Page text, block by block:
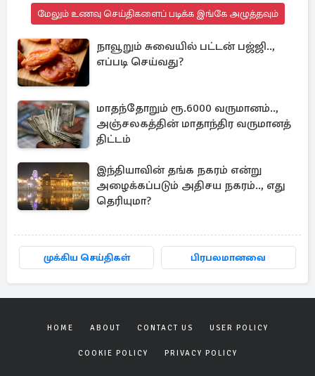
மேலும் உணவு செய்திகளைப் படிக்க இங்கே அழுத்தவும்
நாவூறும் சுவையில் பட்டன் பஜ்ஜி..,
எப்படி செய்வது?
மாதந்தோறும் ரூ.6000 வருமானம்..,
அஞ்சலகத்தின் மாதாந்திர வருமானத்
திட்டம்
இந்தியாவின் தங்க நகரம் என்று
அழைக்கப்படும் அதிசய நகரம்.., எது
தெரியுமா?
முக்கிய செய்திகள் பிரபலமானவை
HOME ABOUT CONTACT US USER POLICY
COOKIE POLICY PRIVACY POLICY